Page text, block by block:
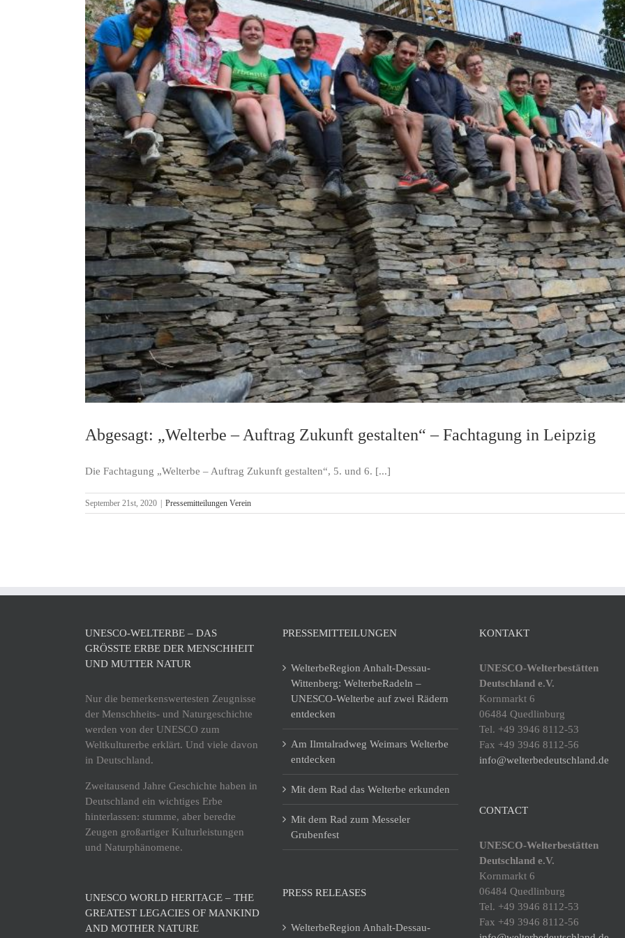
Dom und Michaeliskirche in
Hildesheim
Karolingisches Westwerk und
Corvey
Abgesagt: „Welterbe – Auftrag Zukunft gestalten“ – Fachtagung in Leipzig
Die Fachtagung „Welterbe – Auftrag Zukunft gestalten“, 5. und 6. [...]
September 21st, 2020 | Pressemitteilungen Verein
UNESCO-WELTERBE – DAS
GRÖSSTE ERBE DER MENSCHHEIT U
ND MUTTER NATUR
Nur die bemerkenswertesten Zeugnisse
der Menschheits- und Naturgeschichte
werden von der UNESCO zum
Weltkulturerbe erklärt. Und viele davon
in Deutschland.
Zweitausend Jahre Geschichte haben in
Deutschland ein wichtiges Erbe
hinterlassen: stumme, aber beredte
Zeugen großartiger Kulturleistungen
und Naturphänomene.
UNESCO WORLD HERITAGE – THE
GREATEST LEGACIES OF MANKIND
AND MOTHER NATURE
PRESSEMITTEILUNGEN
WelterbeRegion Anhalt-Dessau-
Wittenberg: WelterbeRadeln –
UNESCO-Welterbe auf zwei Rädern
entdecken
Am Ilmtalradweg Weimars Welterbe
entdecken
Mit dem Rad das Welterbe erkunden
Mit dem Rad zum Messeler
Grubenfest
PRESS RELEASES
WelterbeRegion Anhalt-Dessau-
KONTAKT
UNESCO-Welterbestätten
Deutschland e.V.
Kornmarkt 6
06484 Quedlinburg
Tel. +49 3946 8112-53
Fax +49 3946 8112-56
info@welterbedeutschland.de
CONTACT
UNESCO-Welterbestätten
Deutschland e.V.
Kornmarkt 6
06484 Quedlinburg
Tel. +49 3946 8112-53
Fax +49 3946 8112-56